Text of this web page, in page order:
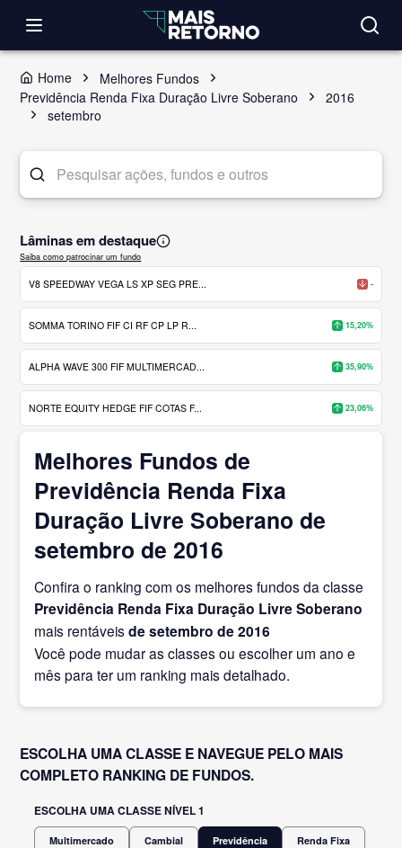
Home
Melhores Fundos
Previdência Renda Fixa Duração Livre Soberano
2016
setembro
Lâminas em destaque
Saiba como patrocinar um fundo
V8 SPEEDWAY VEGA LS XP SEG PRE... -
SOMMA TORINO FIF CI RF CP LP R... 15,20%
ALPHA WAVE 300 FIF MULTIMERCAD... 35,90%
NORTE EQUITY HEDGE FIF COTAS F... 23,06%
Melhores Fundos de
Previdência Renda Fixa
Duração Livre Soberano de
setembro de 2016
Confira o ranking com os melhores fundos da classe
Previdência Renda Fixa Duração Livre Soberano
mais rentáveisde setembro de 2016
Você pode mudar as classes ou escolher um ano e
mês para ter um ranking mais detalhado.
ESCOLHA UMA CLASSE E NAVEGUE PELO MAIS
COMPLETO RANKING DE FUNDOS.
ESCOLHA UMA CLASSE NÍVEL 1
Multimercado Cambial Previdência Renda Fixa